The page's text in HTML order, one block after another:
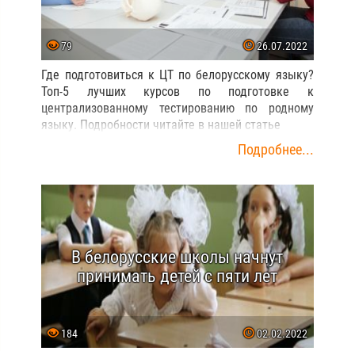
79 26.07.2022
Где подготовиться к ЦТ по белорусскому языку?
Топ-5 лучших курсов по подготовке к
централизованному тестированию по родному
языку. Подробности читайте в нашей статье
Подробнее...
В белорусские школы начнут
принимать детей с пяти лет
184 02.02.2022